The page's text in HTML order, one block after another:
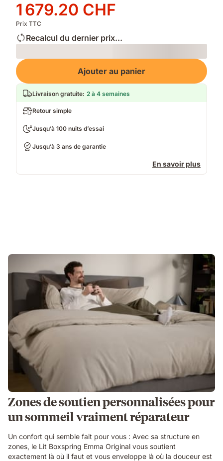
d'origine
2 099.00 CHF
Prix
1 679.20 CHF
1 679.20 CHF
Prix TTC
Recalcul du dernier prix...
Loading
Ajouter au panier
Livraison gratuite: 2 à 4 semaines
Retour simple
Jusqu’à 100 nuits d’essai
Jusqu’à 3 ans de garantie
En savoir plus
Zones de soutien personnalisées pour
un sommeil vraiment réparateur
Un confort qui semble fait pour vous : Avec sa structure en
zones, le Lit Boxspring Emma Original vous soutient
exactement là où il faut et vous enveloppe là où la douceur est